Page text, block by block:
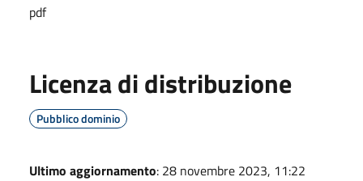
pdf
Licenza di distribuzione
Pubblico dominio
Ultimo aggiornamento: 28 novembre 2023, 11:22